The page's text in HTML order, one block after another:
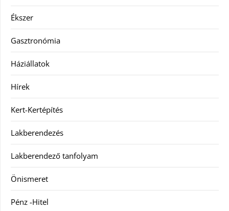
Ékszer
Gasztronómia
Háziállatok
Hírek
Kert-Kertépítés
Lakberendezés
Lakberendező tanfolyam
Önismeret
Pénz -Hitel